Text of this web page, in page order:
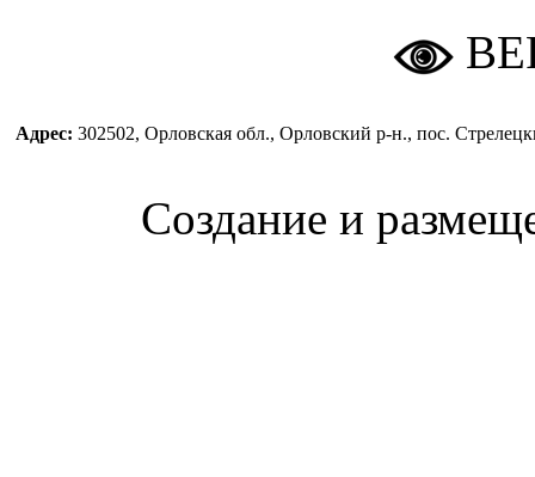
Адрес: 302502, Орловская обл., Орловский р-н., пос.
Создание и